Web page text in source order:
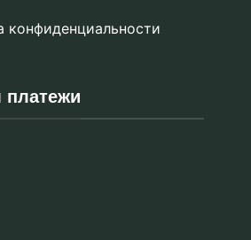
конфиденциальности